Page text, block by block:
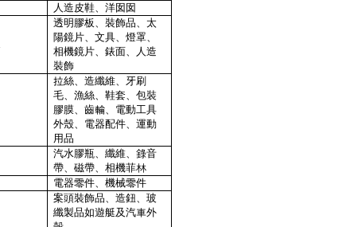
人造皮鞋、洋囡囡
透明膠板、裝飾品、太
陽鏡片、文具、燈罩、
相機鏡片、錶面、人造
裝飾
拉絲、造纖維、牙刷
毛、漁絲、鞋套、包裝
膠膜、齒輪、電動工具
外殼、電器配件、運動
用品
汽水膠瓶、纖維、錄音
帶、磁帶、相機菲林
電器零件、機械零件
案頭裝飾品、造鈕、玻
纖製品如遊艇及汽車外